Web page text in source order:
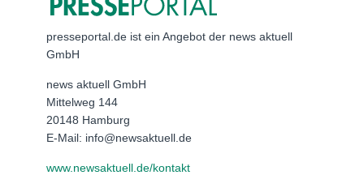
presseportal.de ist ein Angebot der news aktuell
GmbH
news aktuell GmbH
Mittelweg 144
20148 Hamburg
E-Mail: info@newsaktuell.de
www.newsaktuell.de/kontakt